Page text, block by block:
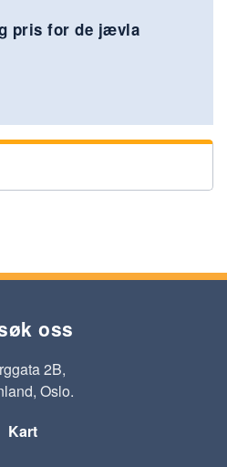
pris for de jævla
oss
2B,
Oslo.
Kart